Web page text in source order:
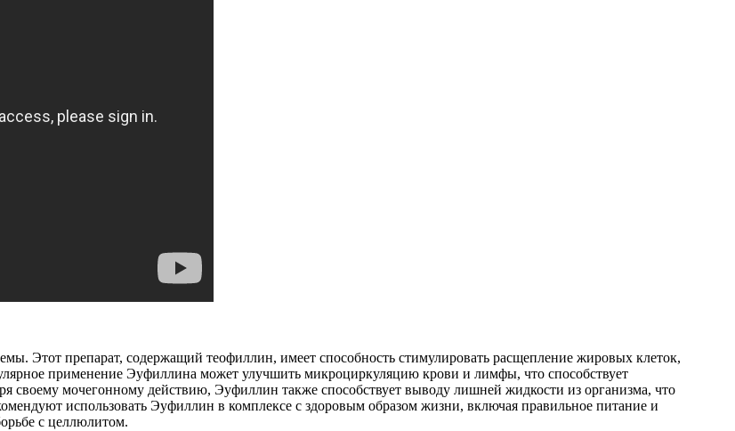
Этот препарат, содержащий теофиллин, имеет способность стимулировать расщепление жировых клеток,
применение Эуфиллина может улучшить микроциркуляцию крови и лимфы, что способствует
мочегонному действию, Эуфиллин также способствует выводу лишней жидкости из организма, что
использовать Эуфиллин в комплексе с здоровым образом жизни, включая правильное питание и
с целлюлитом.